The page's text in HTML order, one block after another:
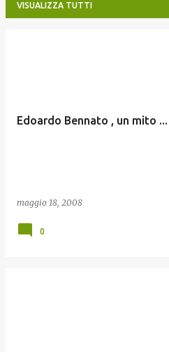
VISUALIZZA TUTTI
Edoardo Bennato , un mito ...
maggio 18, 2008
0